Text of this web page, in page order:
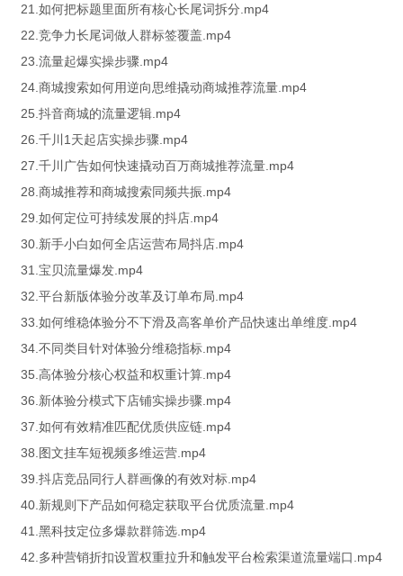
21.如何把标题里面所有核心长尾词拆分.mp4
22.竞争力长尾词做人群标签覆盖.mp4
23.流量起爆实操步骤.mp4
24.商城搜索如何用逆向思维撬动商城推荐流量.mp4
25.抖音商城的流量逻辑.mp4
26.千川1天起店实操步骤.mp4
27.千川广告如何快速撬动百万商城推荐流量.mp4
28.商城推荐和商城搜索同频共振.mp4
29.如何定位可持续发展的抖店.mp4
30.新手小白如何全店运营布局抖店.mp4
31.宝贝流量爆发.mp4
32.平台新版体验分改革及订单布局.mp4
33.如何维稳体验分不下滑及高客单价产品快速出单维度.mp4
34.不同类目针对体验分维稳指标.mp4
35.高体验分核心权益和权重计算.mp4
36.新体验分模式下店铺实操步骤.mp4
37.如何有效精准匹配优质供应链.mp4
38.图文挂车短视频多维运营.mp4
39.抖店竞品同行人群画像的有效对标.mp4
40.新规则下产品如何稳定获取平台优质流量.mp4
41.黑科技定位多爆款群筛选.mp4
42.多种营销折扣设置权重拉升和触发平台检索渠道流量端口.mp4